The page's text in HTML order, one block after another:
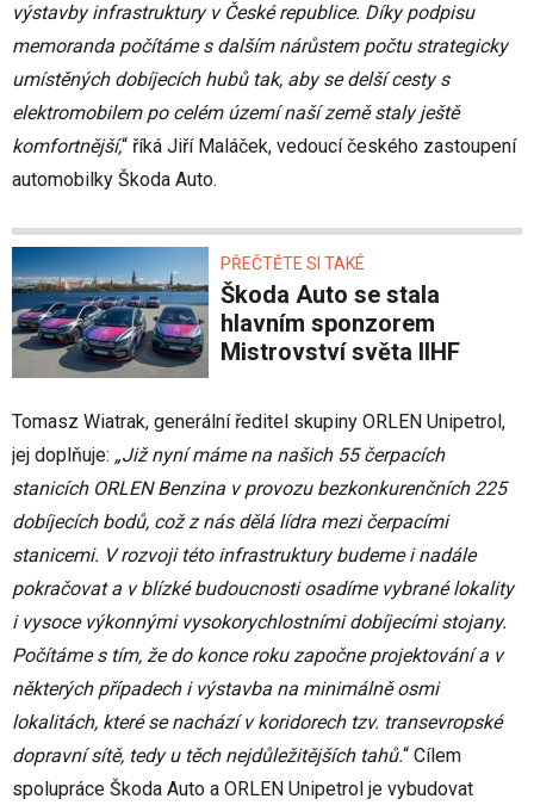
výstavby infrastruktury v České republice. Díky podpisu
memoranda počítáme s dalším nárůstem počtu strategicky
umístěných dobíjecích hubů tak, aby se delší cesty s
elektromobilem po celém území naší země staly ještě
komfortnější,“ říká Jiří Maláček, vedoucí českého zastoupení
automobilky Škoda Auto.
PŘEČTĚTE SI TAKÉ
Škoda Auto se stala
hlavním sponzorem
Mistrovství světa IIHF
Tomasz Wiatrak, generální ředitel skupiny ORLEN Unipetrol,
jej doplňuje: „Již nyní máme na našich 55 čerpacích
stanicích ORLEN Benzina v provozu bezkonkurenčních 225
dobíjecích bodů, což z nás dělá lídra mezi čerpacími
stanicemi. V rozvoji této infrastruktury budeme i nadále
pokračovat a v blízké budoucnosti osadíme vybrané lokality
i vysoce výkonnými vysokorychlostními dobíjecími stojany.
Počítáme s tím, že do konce roku započne projektování a v
některých případech i výstavba na minimálně osmi
lokalitách, které se nachází v koridorech tzv. transevropské
dopravní sítě, tedy u těch nejdůležitějších tahů.“ Cílem
spolupráce Škoda Auto a ORLEN Unipetrol je vybudovat